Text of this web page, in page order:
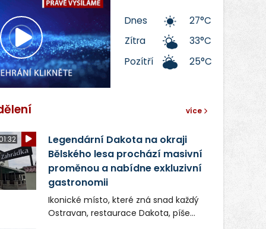
Přehrát
video
Dnes
27°C
Zítra
33°C
Pozítří
25°C
více
Legendární Dakota na okraji
Bělského lesa prochází masivní
proměnou a nabídne exkluzivní
gastronomii
Ikonické místo, které zná snad každý
Ostravan, restaurace Dakota, píše